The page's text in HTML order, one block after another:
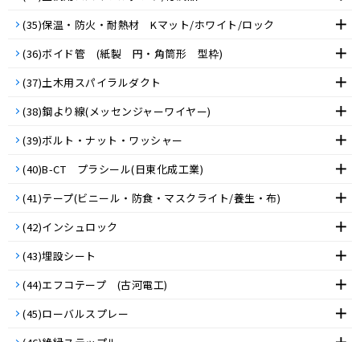
(35)保温・防火・耐熱材 Kマット/ホワイト/ロック
(36)ボイド管 (紙製 円・角筒形 型枠)
(37)土木用スパイラルダクト
(38)鋼より線(メッセンジャーワイヤー)
(39)ボルト・ナット・ワッシャー
(40)B-CT プラシール(日東化成工業)
(41)テープ(ビニール・防食・マスクライト/養生・布)
(42)インシュロック
(43)埋設シート
(44)エフコテープ (古河電工)
(45)ローバルスプレー